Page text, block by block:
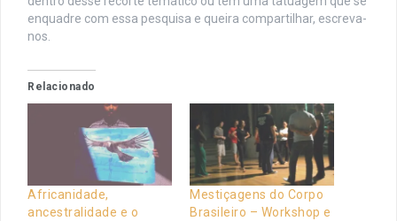
enquadre com essa pesquisa e queira compartilhar, escreva-
nos.
Relacionado
Africanidade,
ancestralidade e o
Mestiçagens do Corpo
Brasileiro – Workshop e